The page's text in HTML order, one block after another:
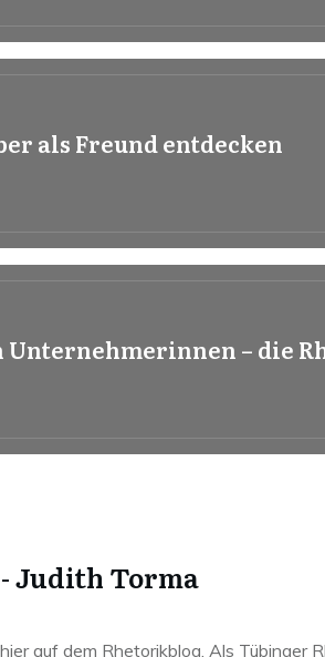
als Freund entdecken
Unternehmerinnen – die
Judith Torma
auf dem Rhetorikblog. Als